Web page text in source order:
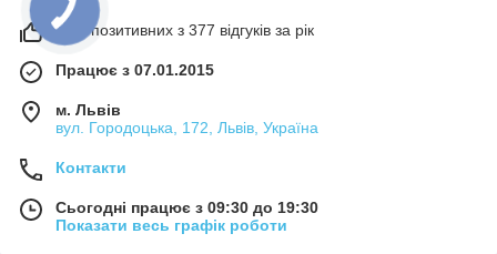
99% позитивних з 377 відгуків за рік
Працює з 07.01.2015
м. Львів
вул. Городоцька, 172, Львів, Україна
Контакти
Сьогодні працює з 09:30 до 19:30
Показати весь графік роботи